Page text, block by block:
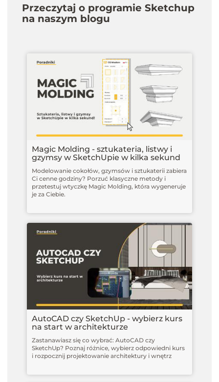
Przeczytaj o programie Sketchup
na naszym blogu
Magic Molding - sztukateria, listwy i
gzymsy w SketchUpie w kilka sekund
Modelowanie cokołów, gzymsów i sztukaterii zabiera
Ci cenne godziny? Porzuć klasyczne metody i
przetestuj wtyczkę Magic Molding, która wygeneruje
je za Ciebie.
AutoCAD czy SketchUp - wybierz kurs
na start w architekturze
Zastanawiasz się co wybrać: AutoCAD czy
SketchUp? Poznaj różnice, wybierz odpowiedni kurs
i rozpocznij projektowanie architektury i wnętrz